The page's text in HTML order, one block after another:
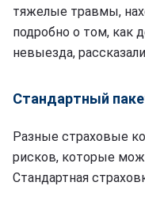
тяжелые травмы,
подробно о том, как
невыезда,
Стандартный
Разные страховые
рисков, которые
Стандартная